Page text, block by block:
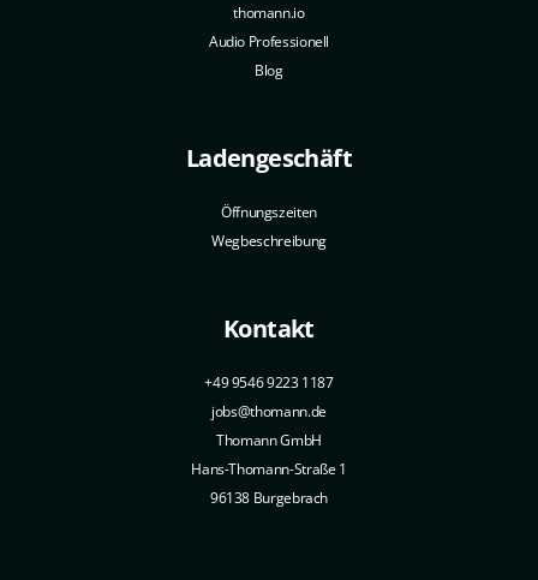
thomann.io
Audio Professionell
Blog
Ladengeschäft
Öffnungszeiten
Wegbeschreibung
Kontakt
+49 9546 9223 1187
jobs@thomann.de
Thomann GmbH
Hans-Thomann-Straße 1
96138 Burgebrach